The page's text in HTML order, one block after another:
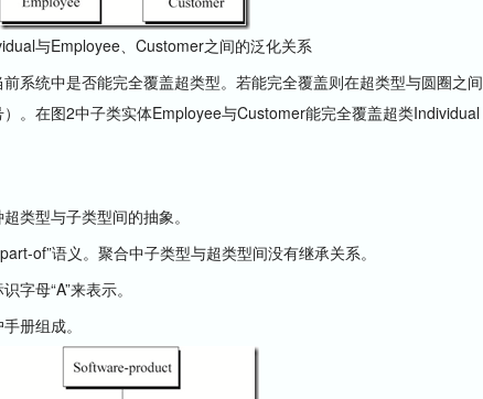
与Employee、Customer之间的泛化关系
系统中是否能完全覆盖超类型。若能完全覆盖则在超类型与圆圈之间
。在图2中子类实体Employee与Customer能完全覆盖超类Individual
型与子类型间的抽象。
of”语义。聚合中子类型与超类型间没有继承关系。
母“A”来表示。
册组成。